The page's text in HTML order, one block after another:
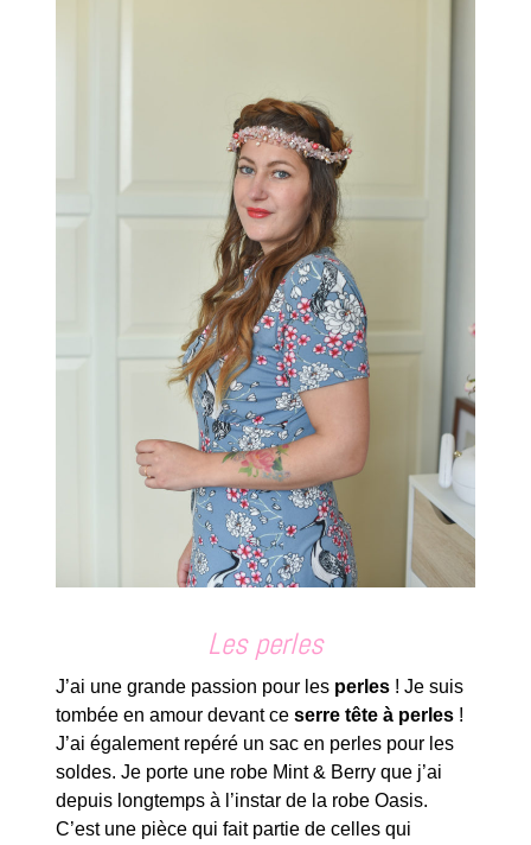
Les perles
J’ai une grande passion pour les perles ! Je suis
tombée en amour devant ceserre tête à perles !
J’ai également repéré un sac en perles pour les
soldes. Je porte une robe Mint & Berry que j’ai
depuis longtemps à l’instar de la robe Oasis.
C’est une pièce qui fait partie de celles qui